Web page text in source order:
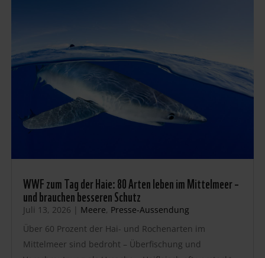
WWF zum Tag der Haie: 80 Arten leben im Mittelmeer –
und brauchen besseren Schutz
Juli 13, 2026 | Meere, Presse-Aussendung
Über 60 Prozent der Hai- und Rochenarten im
Mittelmeer sind bedroht – Überfischung und